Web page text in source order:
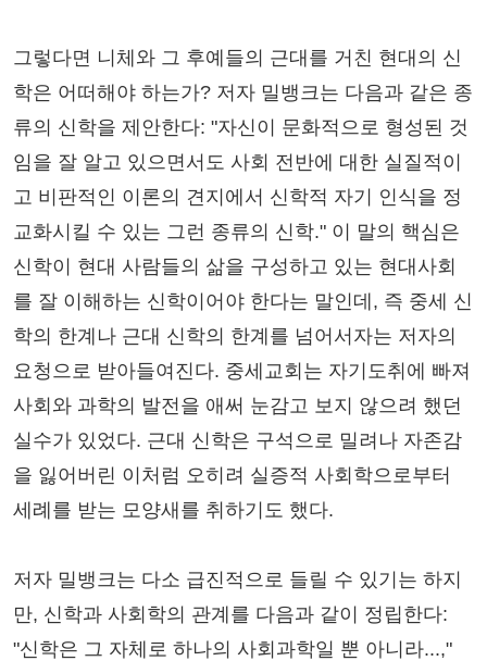
그렇다면 니체와 그 후예들의 근대를 거친 현대의 신
학은 어떠해야 하는가? 저자 밀뱅크는 다음과 같은 종
류의 신학을 제안한다: "자신이 문화적으로 형성된 것
임을 잘 알고 있으면서도 사회 전반에 대한 실질적이
고 비판적인 이론의 견지에서 신학적 자기 인식을 정
교화시킬 수 있는 그런 종류의 신학." 이 말의 핵심은
신학이 현대 사람들의 삶을 구성하고 있는 현대사회
를 잘 이해하는 신학이어야 한다는 말인데, 즉 중세 신
학의 한계나 근대 신학의 한계를 넘어서자는 저자의
요청으로 받아들여진다. 중세교회는 자기도취에 빠져
사회와 과학의 발전을 애써 눈감고 보지 않으려 했던
실수가 있었다. 근대 신학은 구석으로 밀려나 자존감
을 잃어버린 이처럼 오히려 실증적 사회학으로부터
세례를 받는 모양새를 취하기도 했다.
저자 밀뱅크는 다소 급진적으로 들릴 수 있기는 하지
만, 신학과 사회학의 관계를 다음과 같이 정립한다:
"신학은 그 자체로 하나의 사회과학일 뿐 아니라...,"